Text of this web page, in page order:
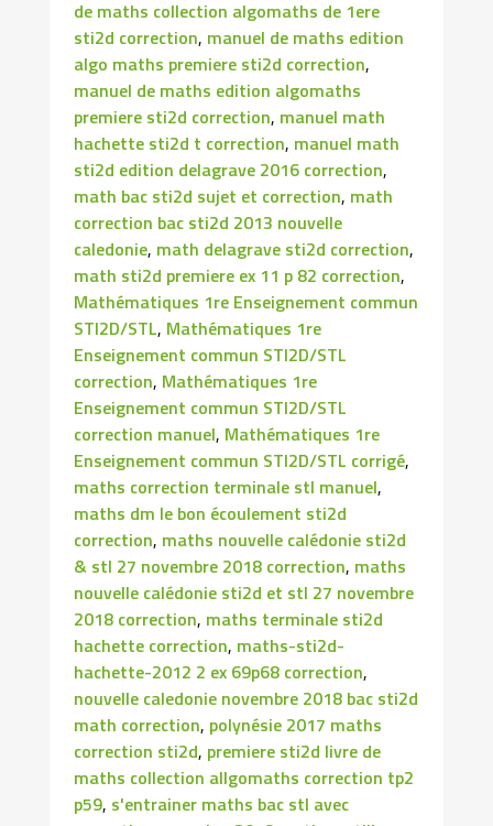
de maths collection algomaths de 1ere
sti2d correction, manuel de maths edition
algo maths premiere sti2d correction,
manuel de maths edition algomaths
premiere sti2d correction, manuel math
hachette sti2d t correction, manuel math
sti2d edition delagrave 2016 correction,
math bac sti2d sujet et correction, math
correction bac sti2d 2013 nouvelle
caledonie, math delagrave sti2d correction,
math sti2d premiere ex 11 p 82 correction,
Mathématiques 1re Enseignement commun
STI2D/STL, Mathématiques 1re
Enseignement commun STI2D/STL
correction, Mathématiques 1re
Enseignement commun STI2D/STL
correction manuel, Mathématiques 1re
Enseignement commun STI2D/STL corrigé,
maths correction terminale stl manuel,
maths dm le bon écoulement sti2d
correction, maths nouvelle calédonie sti2d
& stl 27 novembre 2018 correction, maths
nouvelle calédonie sti2d et stl 27 novembre
2018 correction, maths terminale sti2d
hachette correction, maths-sti2d-
hachette-2012 2 ex 69p68 correction,
nouvelle caledonie novembre 2018 bac sti2d
math correction, polynésie 2017 maths
correction sti2d, premiere sti2d livre de
maths collection allgomaths correction tp2
p59, s'entrainer maths bac stl avec